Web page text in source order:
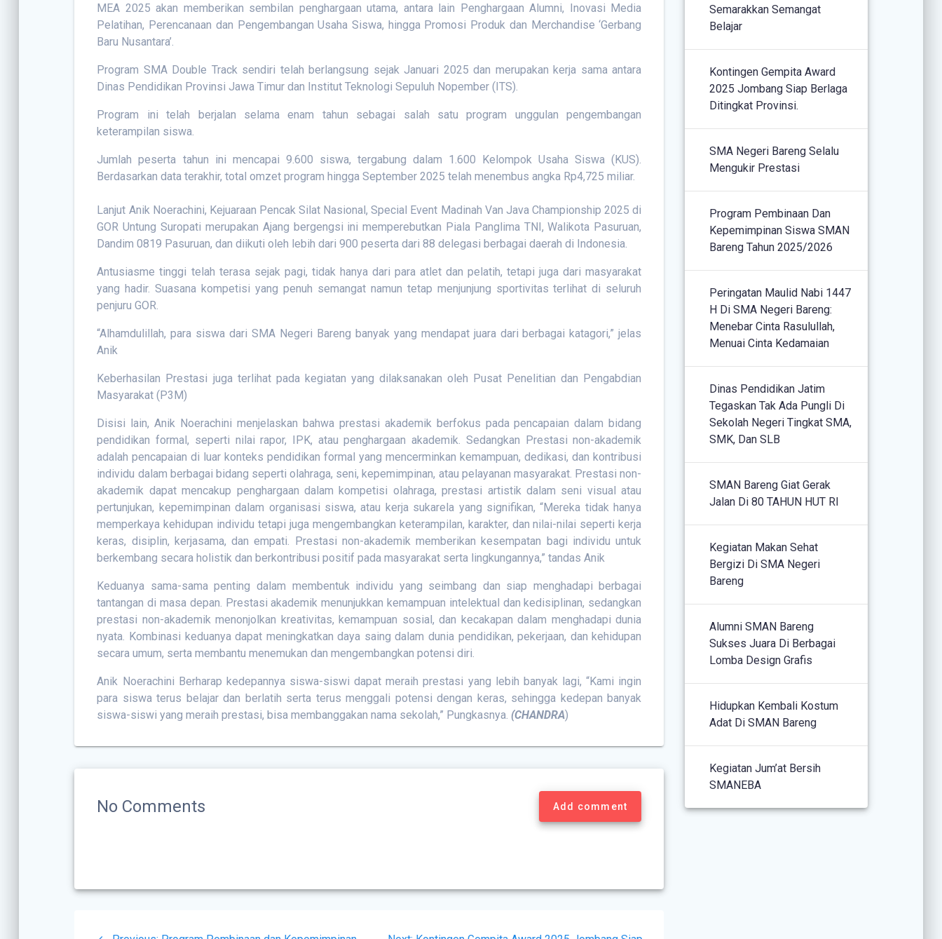
MEA 2025 akan memberikan sembilan penghargaan utama, antara lain Penghargaan Alumni, Inovasi Media
Pelatihan, Perencanaan dan Pengembangan Usaha Siswa, hingga Promosi Produk dan Merchandise ‘Gerbang
Baru Nusantara’.
Program SMA Double Track sendiri telah berlangsung sejak Januari 2025 dan merupakan kerja sama antara
Dinas Pendidikan Provinsi Jawa Timur dan Institut Teknologi Sepuluh Nopember (ITS).
Program ini telah berjalan selama enam tahun sebagai salah satu program unggulan pengembangan
keterampilan siswa.
Jumlah peserta tahun ini mencapai 9.600 siswa, tergabung dalam 1.600 Kelompok Usaha Siswa (KUS).
Berdasarkan data terakhir, total omzet program hingga September 2025 telah menembus angka Rp4,725 miliar.
Lanjut Anik Noerachini, Kejuaraan Pencak Silat Nasional, Special Event Madinah Van Java Championship 2025 di
GOR Untung Suropati merupakan Ajang bergengsi ini memperebutkan Piala Panglima TNI, Walikota Pasuruan,
Dandim 0819 Pasuruan, dan diikuti oleh lebih dari 900 peserta dari 88 delegasi berbagai daerah di Indonesia.
Antusiasme tinggi telah terasa sejak pagi, tidak hanya dari para atlet dan pelatih, tetapi juga dari masyarakat
yang hadir. Suasana kompetisi yang penuh semangat namun tetap menjunjung sportivitas terlihat di seluruh
penjuru GOR.
“Alhamdulillah, para siswa dari SMA Negeri Bareng banyak yang mendapat juara dari berbagai katagori,” jelas
Anik
Keberhasilan Prestasi juga terlihat pada kegiatan yang dilaksanakan oleh Pusat Penelitian dan Pengabdian
Masyarakat (P3M)
Disisi lain, Anik Noerachini menjelaskan bahwa prestasi akademik berfokus pada pencapaian dalam bidang
pendidikan formal, seperti nilai rapor, IPK, atau penghargaan akademik. Sedangkan Prestasi non-akademik
adalah pencapaian di luar konteks pendidikan formal yang mencerminkan kemampuan, dedikasi, dan kontribusi
individu dalam berbagai bidang seperti olahraga, seni, kepemimpinan, atau pelayanan masyarakat. Prestasi non-
akademik dapat mencakup penghargaan dalam kompetisi olahraga, prestasi artistik dalam seni visual atau
pertunjukan, kepemimpinan dalam organisasi siswa, atau kerja sukarela yang signifikan, “Mereka tidak hanya
memperkaya kehidupan individu tetapi juga mengembangkan keterampilan, karakter, dan nilai-nilai seperti kerja
keras, disiplin, kerjasama, dan empati. Prestasi non-akademik memberikan kesempatan bagi individu untuk
berkembang secara holistik dan berkontribusi positif pada masyarakat serta lingkungannya,” tandas Anik
Keduanya sama-sama penting dalam membentuk individu yang seimbang dan siap menghadapi berbagai
tantangan di masa depan. Prestasi akademik menunjukkan kemampuan intelektual dan kedisiplinan, sedangkan
prestasi non-akademik menonjolkan kreativitas, kemampuan sosial, dan kecakapan dalam menghadapi dunia
nyata. Kombinasi keduanya dapat meningkatkan daya saing dalam dunia pendidikan, pekerjaan, dan kehidupan
secara umum, serta membantu menemukan dan mengembangkan potensi diri.
Anik Noerachini Berharap kedepannya siswa-siswi dapat meraih prestasi yang lebih banyak lagi, “Kami ingin
para siswa terus belajar dan berlatih serta terus menggali potensi dengan keras, sehingga kedepan banyak
siswa-siswi yang meraih prestasi, bisa membanggakan nama sekolah,” Pungkasnya. (CHANDRA)
No Comments Add comment
Post
Semarakkan Semangat
Belajar
Kontingen Gempita Award
2025 Jombang Siap Berlaga
Ditingkat Provinsi.
SMA Negeri Bareng Selalu
Mengukir Prestasi
Program Pembinaan Dan
Kepemimpinan Siswa SMAN
Bareng Tahun 2025/2026
Peringatan Maulid Nabi 1447
H Di SMA Negeri Bareng:
Menebar Cinta Rasulullah,
Menuai Cinta Kedamaian
Dinas Pendidikan Jatim
Tegaskan Tak Ada Pungli Di
Sekolah Negeri Tingkat SMA,
SMK, Dan SLB
SMAN Bareng Giat Gerak
Jalan Di 80 TAHUN HUT RI
Kegiatan Makan Sehat
Bergizi Di SMA Negeri
Bareng
Alumni SMAN Bareng
Sukses Juara Di Berbagai
Lomba Design Grafis
Hidupkan Kembali Kostum
Adat Di SMAN Bareng
Kegiatan Jum’at Bersih
SMANEBA